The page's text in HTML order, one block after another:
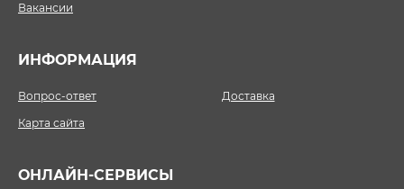
Вакансии
ИНФОРМАЦИЯ
Вопрос-ответ
Доставка
Карта сайта
ОНЛАЙН-СЕРВИСЫ